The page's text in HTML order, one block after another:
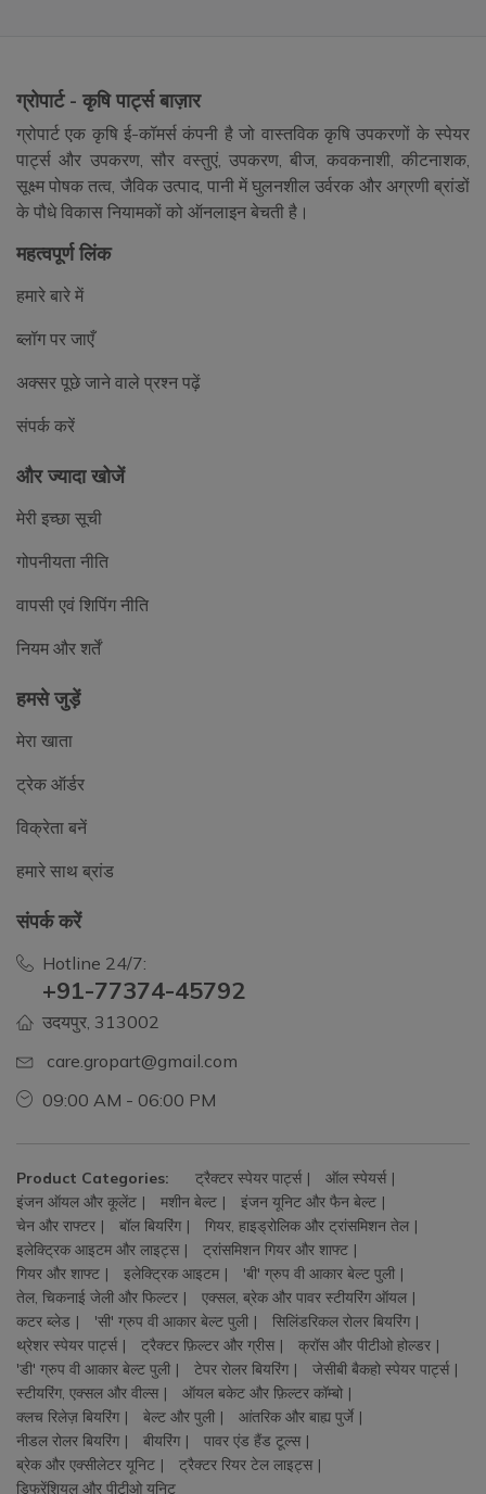
ग्रोपार्ट - कृषि पार्ट्स बाज़ार
ग्रोपार्ट एक कृषि ई-कॉमर्स कंपनी है जो वास्तविक कृषि उपकरणों के स्पेयर
पार्ट्स और उपकरण, सौर वस्तुएं, उपकरण, बीज, कवकनाशी, कीटनाशक,
सूक्ष्म पोषक तत्व, जैविक उत्पाद, पानी में घुलनशील उर्वरक और अग्रणी ब्रांडों
के पौधे विकास नियामकों को ऑनलाइन बेचती है।
महत्वपूर्ण लिंक
हमारे बारे में
ब्लॉग पर जाएँ
अक्सर पूछे जाने वाले प्रश्न पढ़ें
संपर्क करें
और ज्यादा खोजें
मेरी इच्छा सूची
गोपनीयता नीति
वापसी एवं शिपिंग नीति
नियम और शर्तें
हमसे जुड़ें
मेरा खाता
ट्रेक ऑर्डर
विक्रेता बनें
हमारे साथ ब्रांड
संपर्क करें
Hotline 24/7:
+91-77374-45792
उदयपुर, 313002
care.gropart@gmail.com
09:00 AM - 06:00 PM
Product Categories: ट्रैक्टर स्पेयर पार्ट्स
ऑल स्पेयर्स
इंजन ऑयल और कूलेंट
मशीन बेल्ट
इंजन यूनिट और फैन बेल्ट
चेन और राफ्टर
बॉल बियरिंग
गियर, हाइड्रोलिक और ट्रांसमिशन तेल
इलेक्ट्रिक आइटम और लाइट्स
ट्रांसमिशन गियर और शाफ्ट
गियर और शाफ्ट
इलेक्ट्रिक आइटम
'बी' ग्रुप वी आकार बेल्ट पुली
तेल, चिकनाई जेली और फिल्टर
एक्सल, ब्रेक और पावर स्टीयरिंग ऑयल
कटर ब्लेड
'सी' ग्रुप वी आकार बेल्ट पुली
सिलिंडरिकल रोलर बियरिंग
थ्रेशर स्पेयर पार्ट्स
ट्रैक्टर फ़िल्टर और ग्रीस
क्रॉस और पीटीओ होल्डर
'डी' ग्रुप वी आकार बेल्ट पुली
टेपर रोलर बियरिंग
जेसीबी बैकहो स्पेयर पार्ट्स
स्टीयरिंग, एक्सल और वील्स
ऑयल बकेट और फ़िल्टर कॉम्बो
क्लच रिलेज़ बियरिंग
बेल्ट और पुली
आंतरिक और बाह्य पुर्जे
नीडल रोलर बियरिंग
बीयरिंग
पावर एंड हैंड टूल्स
ब्रेक और एक्सीलेटर यूनिट
ट्रैक्टर रियर टेल लाइट्स
डिफरेंशियल और पीटीओ यूनिट